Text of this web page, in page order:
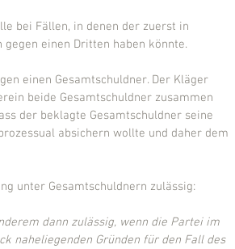
bei Fällen, in denen der zuerst in
einen Dritten haben könnte.
einen Gesamtschuldner. Der Kläger
beide Gesamtschuldner zusammen
der beklagte Gesamtschuldner seine
absichern wollte und daher dem
unter Gesamtschuldnern zulässig:
dann zulässig, wenn die Partei im
naheliegenden Gründen für den Fall des